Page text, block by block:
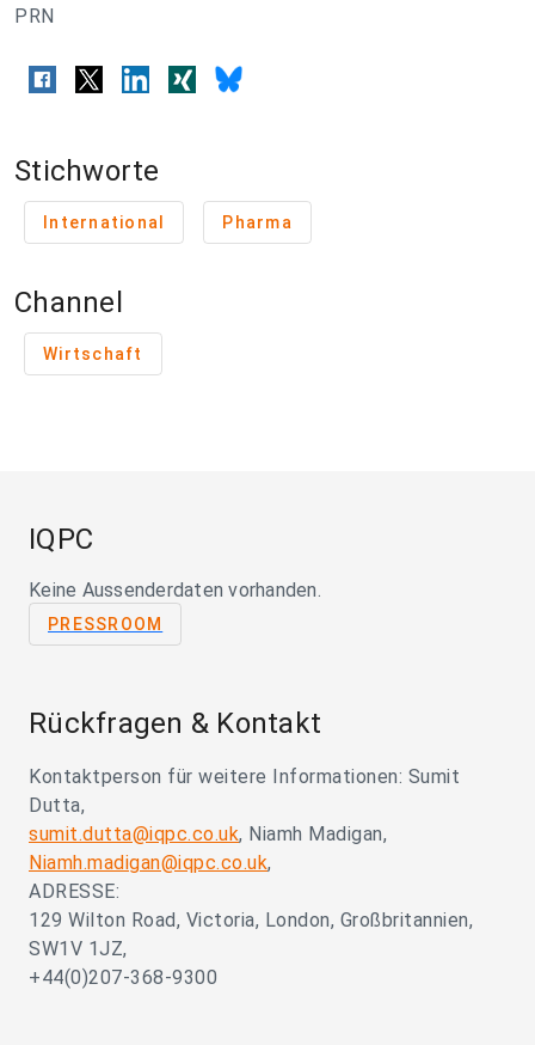
PRN
Stichworte
International Pharma
Channel
Wirtschaft
IQPC
Keine Aussenderdaten vorhanden.
PRESSROOM
Rückfragen & Kontakt
Kontaktperson für weitere Informationen: Sumit
Dutta,
sumit.dutta@iqpc.co.uk, Niamh Madigan,
Niamh.madigan@iqpc.co.uk,
ADRESSE:
129 Wilton Road, Victoria, London, Großbritannien,
SW1V 1JZ,
+44(0)207-368-9300